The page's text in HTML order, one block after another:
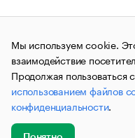
Правовая информация
© АО
и материалы
(зарегистрировано
связи, информационных
коммуникаций
№ФС77-63848)
публикации могут
не предназначенную для
Мы используем cookie.
взаимодействие
Продолжая пользоваться
использованием файлов
конфиденциальности.